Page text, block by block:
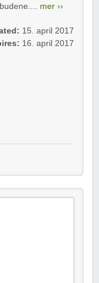
mer ››
15. april 2017
16. april 2017